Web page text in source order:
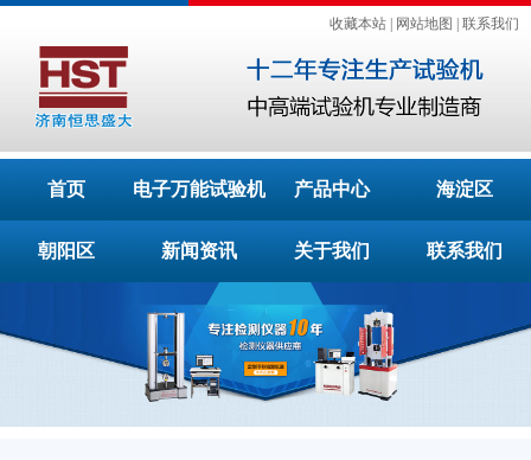
收藏本站 网站地图 联系我们
首页 电子万能试验机 产品中心 海淀区
朝阳区 新闻资讯 关于我们 联系我们